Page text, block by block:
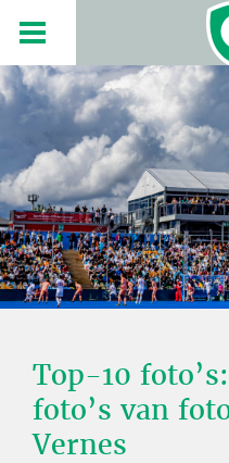
Top-10
foto’s van
Vernes